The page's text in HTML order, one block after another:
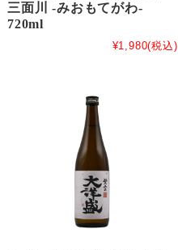
三面川 -みおもてがわ-
720ml
¥1,980(税込)